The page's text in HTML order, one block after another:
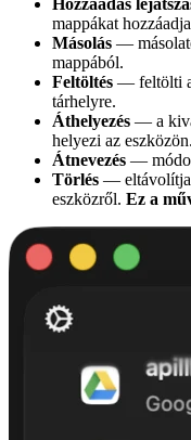
Hozzáadás
mappákat
Másolás —
mappából.
Feltöltés — feltölti a
tárhelyre.
Áthelyezés — a
helyezi az eszközön.
Átnevezés —
Törlés — eltávolítja
eszközről. Ez a